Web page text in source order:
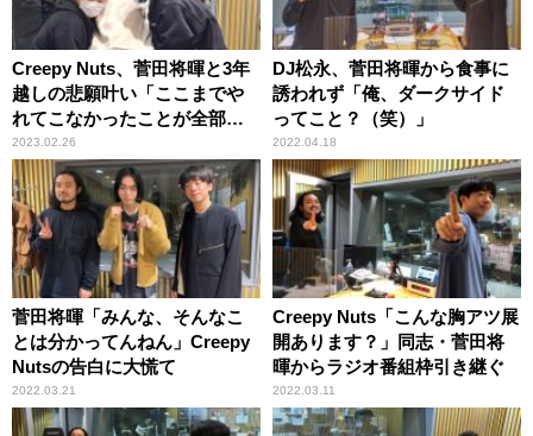
Creepy Nuts、菅田将暉と3年
越しの悲願叶い「ここまでや
れてこなかったことが全部、
本当に報われた」
2023.02.26
DJ松永、菅田将暉から食事に
誘われず「俺、ダークサイド
ってこと？（笑）」
2022.04.18
菅田将暉「みんな、そんなこ
とは分かってんねん」Creepy
Nutsの告白に大慌て
2022.03.21
Creepy Nuts「こんな胸アツ展
開あります？」同志・菅田将
暉からラジオ番組枠引き継ぐ
2022.03.11